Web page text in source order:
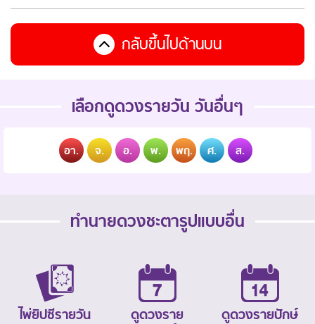
กลับขึ้นไปด้านบน
เลือกดูดวงรายวัน วันอื่นๆ
อา. จ. อ. พ. พฤ. ศ. ส.
ทำนายดวงชะตารูปแบบอื่น
ไพ่ยิปซีรายวัน
ดูดวงราย
ดูดวงรายปักษ์